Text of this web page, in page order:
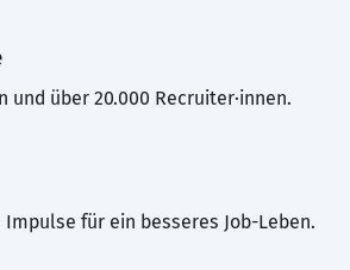
und über 20.000 Recruiter·innen.
für ein besseres Job-Leben.